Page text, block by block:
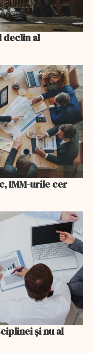
declin al
IMM-urile cer
și nu al